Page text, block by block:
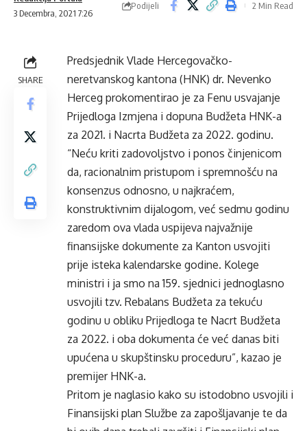
3 Decembra, 2021 7:26
Podijeli 2 Min Read
SHARE
Predsjednik Vlade Hercegovačko-
neretvanskog kantona (HNK) dr. Nevenko
Herceg prokomentirao je za Fenu usvajanje
Prijedloga Izmjena i dopuna Budžeta HNK-a
za 2021. i Nacrta Budžeta za 2022. godinu.
“Neću kriti zadovoljstvo i ponos činjenicom
da, racionalnim pristupom i spremnošću na
konsenzus odnosno, u najkraćem,
konstruktivnim dijalogom, već sedmu godinu
zaredom ova vlada uspijeva najvažnije
finansijske dokumente za Kanton usvojiti
prije isteka kalendarske godine. Kolege
ministri i ja smo na 159. sjednici jednoglasno
usvojili tzv. Rebalans Budžeta za tekuću
godinu u obliku Prijedloga te Nacrt Budžeta
za 2022. i oba dokumenta će već danas biti
upućena u skupštinsku proceduru”, kazao je
premijer HNK-a.
Pritom je naglasio kako su istodobno usvojili i
Finansijski plan Službe za zapošljavanje te da